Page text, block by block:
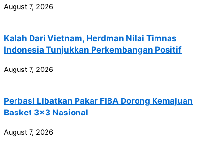
August 7, 2026
Kalah Dari Vietnam, Herdman Nilai Timnas
Indonesia Tunjukkan Perkembangan Positif
August 7, 2026
Perbasi Libatkan Pakar FIBA Dorong Kemajuan
Basket 3×3 Nasional
August 7, 2026